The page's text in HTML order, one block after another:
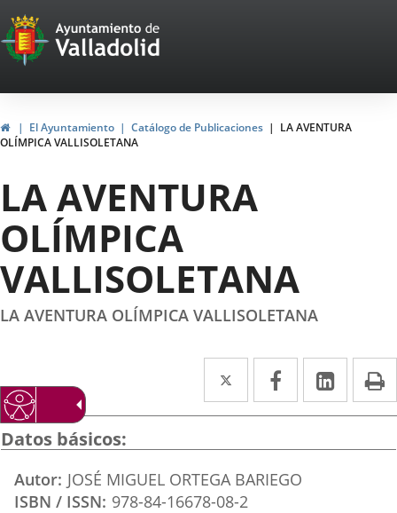
Portal
Web
del
Ayuntamiento
de
Valladolid
InicioEl Ayuntamiento Catálogo de Publicaciones
LA AVENTURA
OLÍMPICA VALLISOLETANA
LA AVENTURA
OLÍMPICA
VALLISOLETANA
LA AVENTURA OLÍMPICA VALLISOLETANA
Twitter
Enlace
a
externa.
Facebook
Enlace
a
externa.
Enlace
a
Datos básicos
Autor JOSÉ MIGUEL ORTEGA BARIEGO
ISBN / ISSN 978-84-16678-08-2